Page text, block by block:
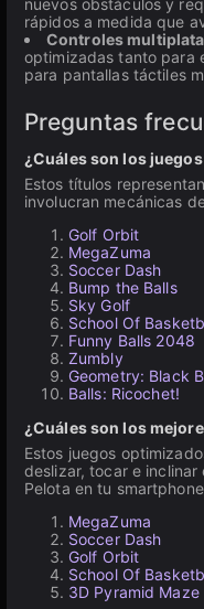
nuevos obstáculos y
rápidos a medida que
Controles
optimizadas tanto para
para pantallas táctiles
Preguntas
¿Cuáles son los
Estos títulos
involucran mecánicas
Golf Orbit
MegaZuma
Soccer Dash
Bump the Balls
Sky Golf
School Of
Funny Balls 2048
Zumbly
Geometry: Black
Balls: Ricochet!
¿Cuáles son los
Estos juegos
deslizar, tocar e
Pelota en tu
MegaZuma
Soccer Dash
Golf Orbit
School Of
3D Pyramid Maze